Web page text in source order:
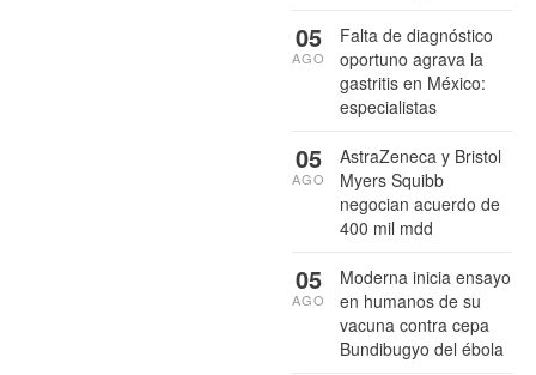
Falta de diagnóstico
oportuno agrava la
gastritis en México:
especialistas
05
AGO
AstraZeneca y Bristol
Myers Squibb
negocian acuerdo de
400 mil mdd
05
AGO
Moderna inicia ensayo
en humanos de su
vacuna contra cepa
Bundibugyo del ébola
05
AGO